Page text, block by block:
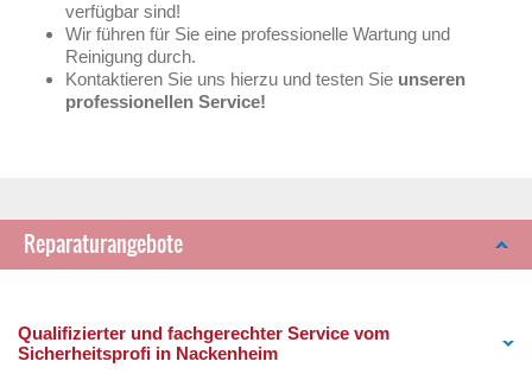
verfügbar sind!
Wir führen für Sie eine professionelle Wartung und
Reinigung durch.
Kontaktieren Sie uns hierzu und testen Sie unseren
professionellen Service!
Reparaturangebote
Qualifizierter und fachgerechter Service vom
Sicherheitsprofi in Nackenheim